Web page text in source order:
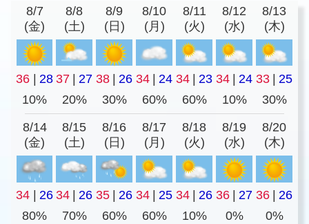
8/7
(金)
8/8
(土)
8/9
(日)
8/10
(月)
8/11
(火)
8/12
(水)
8/13
(木)
36 28 37 27 38 26 34 24 34 23 34 24 33
25
10%
20% 30% 60% 60% 10% 30%
8/14
(金)
8/15
(土)
8/16
(日)
8/17
(月)
8/18
(火)
8/19
(水)
8/20
(木)
34 26 34 26 35 26 34 25 34 26 36 27 36
26
80%
70% 60% 60% 10% 0%
0%